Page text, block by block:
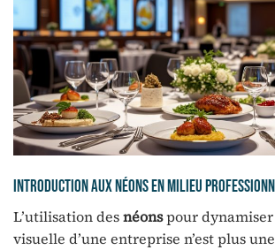
Introduction aux néons en milieu
L’utilisation desnéonspour dynamiser
visuelle d’une entreprise n’est plus